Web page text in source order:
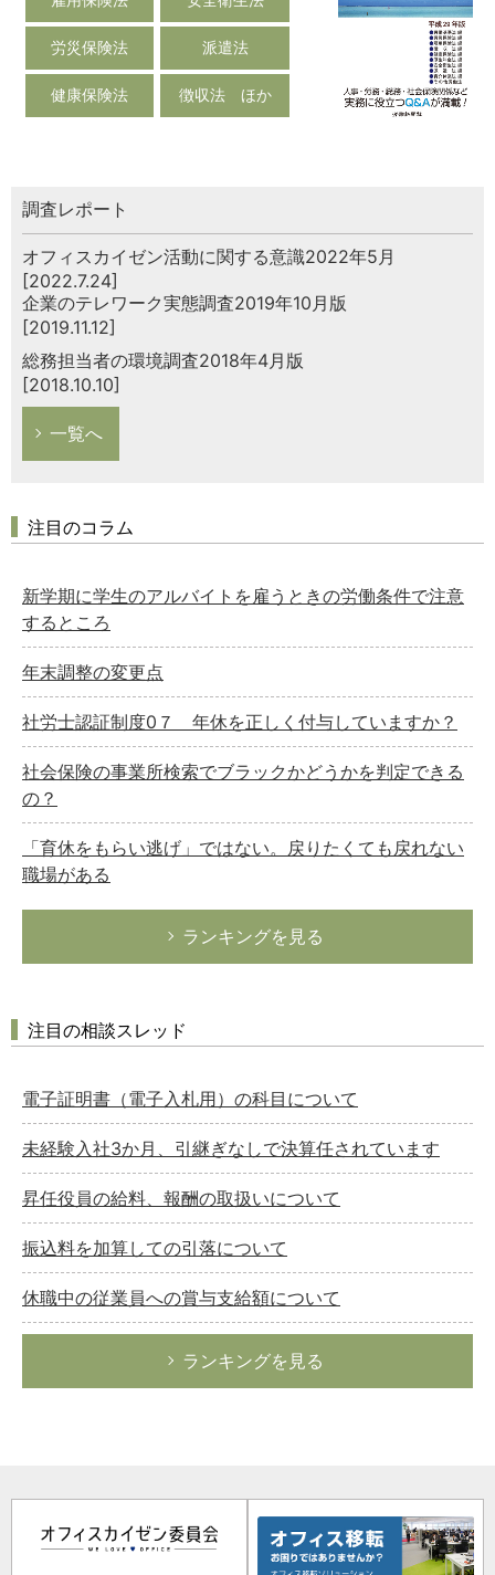
労災保険法 派遣法
健康保険法 徴収法 ほか
調査レポート
オフィスカイゼン活動に関する意識2022年5月
[2022.7.24]
企業のテレワーク実態調査2019年10月版
[2019.11.12]
総務担当者の環境調査2018年4月版
[2018.10.10]
一覧へ
注目のコラム
新学期に学生のアルバイトを雇うときの労働条件で注意
するところ
年末調整の変更点
社労士認証制度0７ 年休を正しく付与していますか？
社会保険の事業所検索でブラックかどうかを判定できる
の？
「育休をもらい逃げ」ではない。戻りたくても戻れない
職場がある
ランキングを見る
注目の相談スレッド
電子証明書（電子入札用）の科目について
未経験入社3か月、引継ぎなしで決算任されています
昇任役員の給料、報酬の取扱いについて
振込料を加算しての引落について
休職中の従業員への賞与支給額について
ランキングを見る